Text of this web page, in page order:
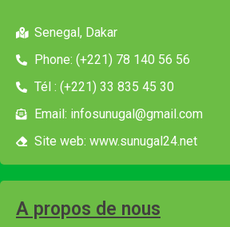
Senegal, Dakar
Phone: (+221) 78 140 56 56
Tél : (+221) 33 835 45 30
Email: infosunugal@gmail.com
Site web: www.sunugal24.net
A propos de nous